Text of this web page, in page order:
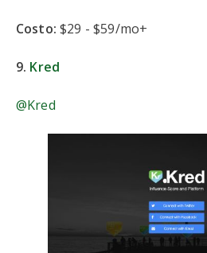
Costo:$29 - $59/mo+
9. Kred
@Kred